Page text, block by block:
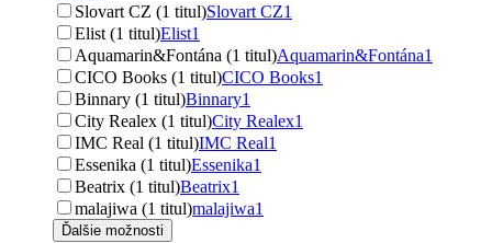
Slovart CZ (1 titul)Slovart CZ1
Elist (1 titul)Elist1
Aquamarin&Fontána (1 titul)Aquamarin&Fontána1
CICO Books (1 titul)CICO Books1
Binnary (1 titul)Binnary1
City Realex (1 titul)City Realex1
IMC Real (1 titul)IMC Real1
Essenika (1 titul)Essenika1
Beatrix (1 titul)Beatrix1
malajiwa (1 titul)malajiwa1
Ďalšie možnosti